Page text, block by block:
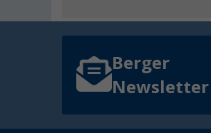
Berger
Newsletter